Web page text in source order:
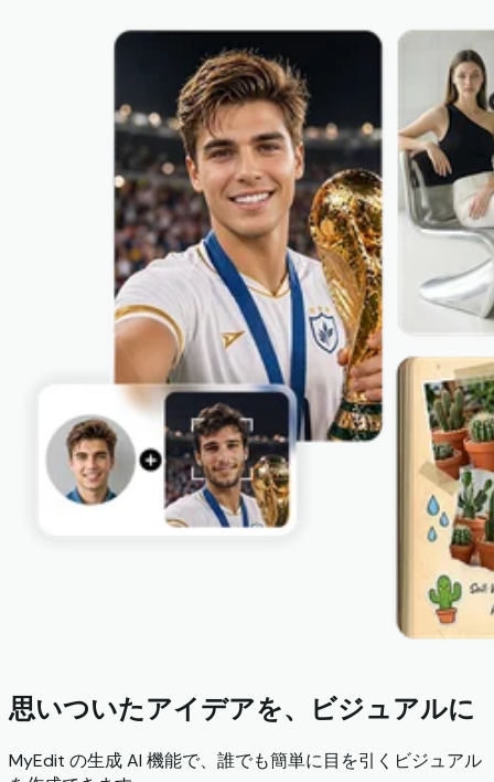
思いついたアイデアを、ビジュアルに
MyEdit の生成 AI 機能で、誰でも簡単に目を引くビジュアル